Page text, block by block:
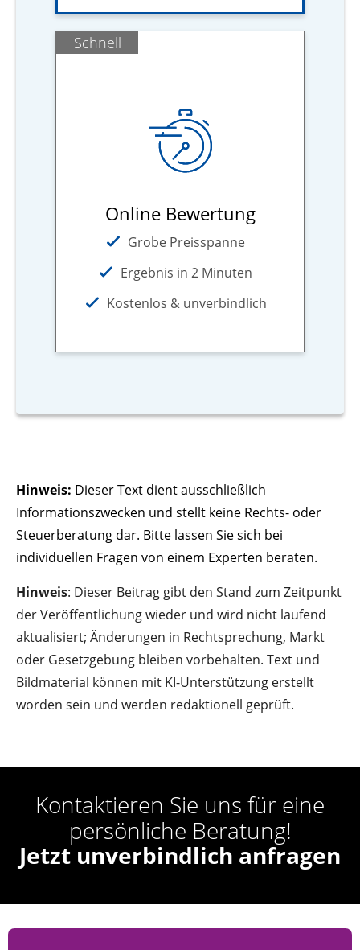
Schnell
Online Bewertung
Grobe Preisspanne
Ergebnis in 2 Minuten
Kostenlos & unverbindlich
Hinweis: Dieser Text dient ausschließlich
Informationszwecken und stellt keine Rechts- oder
Steuerberatung dar. Bitte lassen Sie sich bei
individuellen Fragen von einem Experten beraten.
Hinweis: Dieser Beitrag gibt den Stand zum Zeitpunkt
der Veröffentlichung wieder und wird nicht laufend
aktualisiert; Änderungen in Rechtsprechung, Markt
oder Gesetzgebung bleiben vorbehalten. Text und
Bildmaterial können mit KI-Unterstützung erstellt
worden sein und werden redaktionell geprüft.
Kontaktieren Sie uns für eine
persönliche Beratung!
Jetzt unverbindlich anfragen